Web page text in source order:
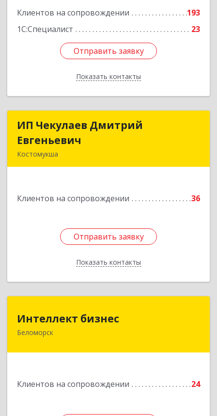
Клиентов на сопровождении
193
1С:Специалист
23
Отправить заявку
Показать контакты
Отправить заявку
Назад
ИП Чекулаев Дмитрий
Евгеньевич
Костомукша
Клиентов на сопровождении 36
Отправить заявку
Показать контакты
ИП Чекулаев Дмитрий
Отправить заявку
Назад
Интеллект бизнес
Беломорск
Клиентов на сопровождении 24